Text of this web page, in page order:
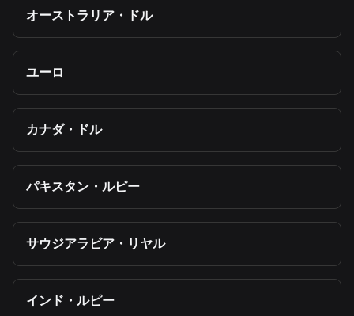
オーストラリア・ドル
ユーロ
カナダ・ドル
パキスタン・ルピー
サウジアラビア・リヤル
インド・ルピー